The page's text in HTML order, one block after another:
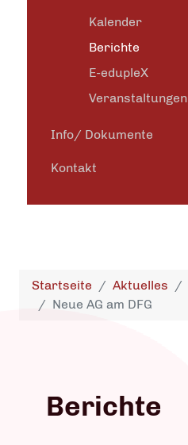
Kalender
Berichte
E-edupleX
Veranstaltungen
Info/ Dokumente
Kontakt
Startseite Aktuelles
Neue AG am DFG
Berichte